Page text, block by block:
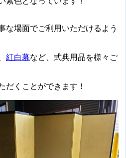
な場面でご利用いただけるよう
紅白幕など、式典用品を様々ご
だくことができます！